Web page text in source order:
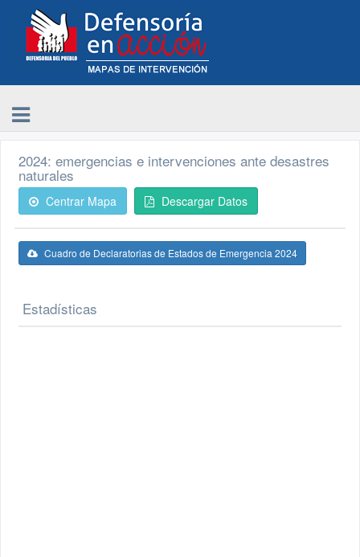
2024: emergencias e intervenciones ante desastres
naturales
Centrar Mapa Descargar Datos
Cuadro de Declaratorias de Estados de Emergencia 2024
Estadísticas